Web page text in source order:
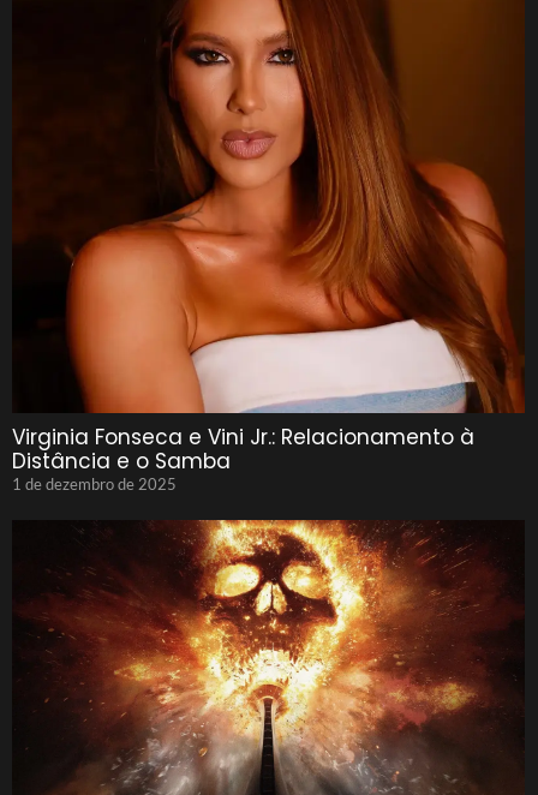
Virginia Fonseca e Vini Jr.: Relacionamento à
Distância e o Samba
1 de dezembro de 2025